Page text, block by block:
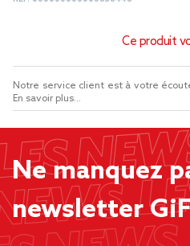
Ce produit
Notre service client est à votre
En savoir plus...
Ne manquez
newsletter